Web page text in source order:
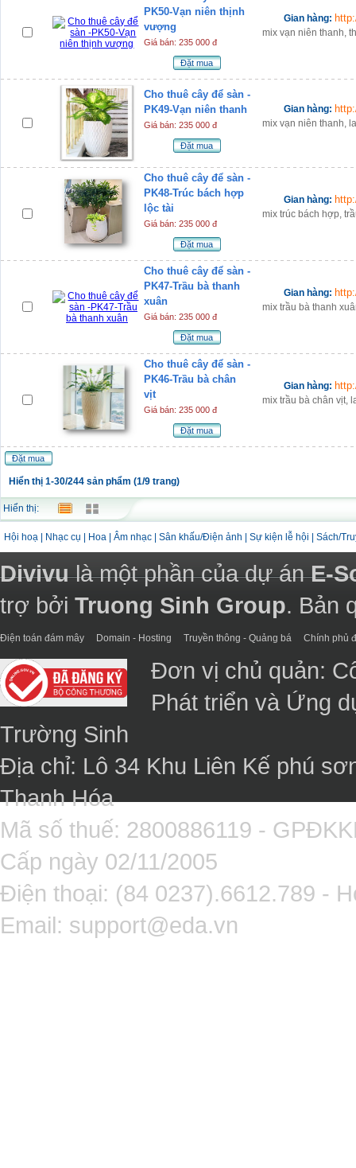
PK50-Vạn niên thịnh
vượng
Giá bán: 235 000 đ
Đặt mua
Gian hàng:
mix vạn niên thanh,
Cho thuê cây để sàn -
PK49-Vạn niên thanh
Giá bán: 235 000 đ
Đặt mua
Gian hàng:
mix vạn niên thanh,
Cho thuê cây để sàn -
PK48-Trúc bách hợp
lộc tài
Giá bán: 235 000 đ
Đặt mua
Gian hàng:
mix trúc bách hợp,
Cho thuê cây để sàn -
PK47-Trầu bà thanh
xuân
Giá bán: 235 000 đ
Đặt mua
Gian hàng:
mix trầu bà thanh
Cho thuê cây để sàn -
PK46-Trầu bà chân
vịt
Giá bán: 235 000 đ
Đặt mua
Gian hàng:
mix trầu bà chân vịt,
Đặt mua
Hiển thị 1-30/244 sản phẩm (1/9 trang)
Hiển thị:
Hội hoạ Nhạc cụ Hoa Âm nhạc Sân khấu/Điện ảnh Sự kiện lễ hội Sách/
Divivulà một phần của dự ánE-
trợ bởi Truong Sinh Group. Bản
Điện toán đám mây Domain - Hosting Truyền thông - Quảng bá Chính phủ
Đơn vị chủ quản:
Phát triển và Ứng
Trường Sinh
Địa chỉ: Lô 34 Khu Liên Kế phú
Thanh Hóa
Mã số thuế: 2800886119 -
Cấp ngày 02/11/2005
Điện thoại: (84 0237).6612.789 -
Email: support@eda.vn